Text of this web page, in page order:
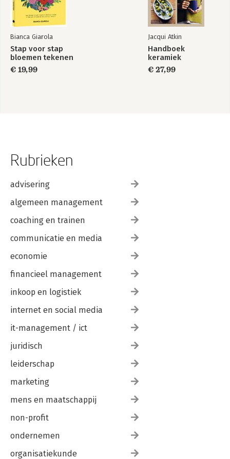
Bianca Giarola
Stap voor stap
bloemen tekenen
€ 19,99
Jacqui Atkin
Handboek
keramiek
€ 27,99
Rubrieken
advisering
algemeen management
coaching en trainen
communicatie en media
economie
financieel management
inkoop en logistiek
internet en social media
it-management / ict
juridisch
leiderschap
marketing
mens en maatschappij
non-profit
ondernemen
organisatiekunde